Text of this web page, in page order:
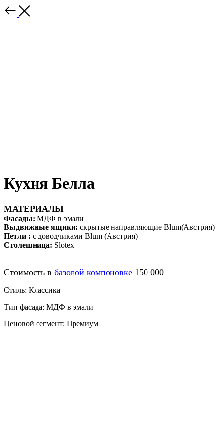
Кухня Белла
МАТЕРИАЛЫ
Фасады: МДФ в эмали
Выдвижные ящики: скрытые направляющие Blum(Австрия)
Петли : с доводчиками Blum (Австрия)
Столешница: Slotex
Стоимость в базовой компоновке 150 000
Стиль: Классика
Тип фасада: МДФ в эмали
Ценовой сегмент: Премиум